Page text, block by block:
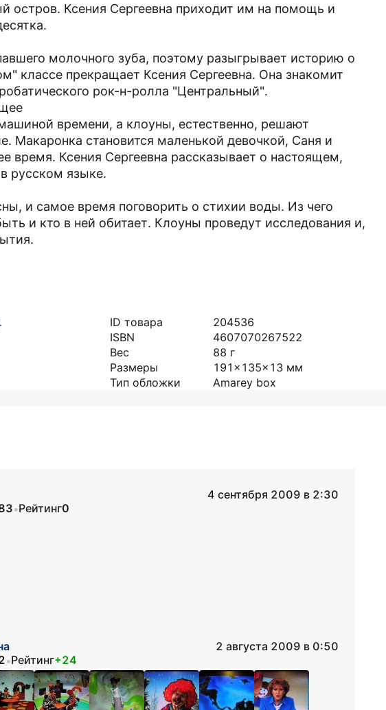
остров. Ксения Сергеевна приходит им на помощь и
молочного зуба, поэтому разыгрывает историю о
классе прекращает Ксения Сергеевна. Она знакомит
рок-н-ролла "Центральный".
времени, а клоуны, естественно, решают
Макаронка становится маленькой девочкой, Саня и
время. Ксения Сергеевна рассказывает о настоящем,
русском языке.
и самое время поговорить о стихии воды. Из чего
и кто в ней обитает. Клоуны проведут исследования и,
ID товара
204536
ISBN
4607070267522
Вес
88 г
Размеры
191x135x13 мм
Тип обложки
Amarey box
4 сентября 2009 в 2:30
•Рейтинг0
2 августа 2009 в 0:50
•Рейтинг+24